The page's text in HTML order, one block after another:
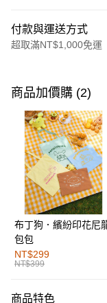
付款與運送方式
超取滿NT$1,000免運
信用卡一次付款
購物金
超商取貨付款
LINE Pay
街口支付
運送方式
全家取貨付款
每筆NT$60，滿
付款後全家取貨
商品加價購 (2)
布丁狗．繽紛印花尼
包包
NT$299
NT$399
商品特色